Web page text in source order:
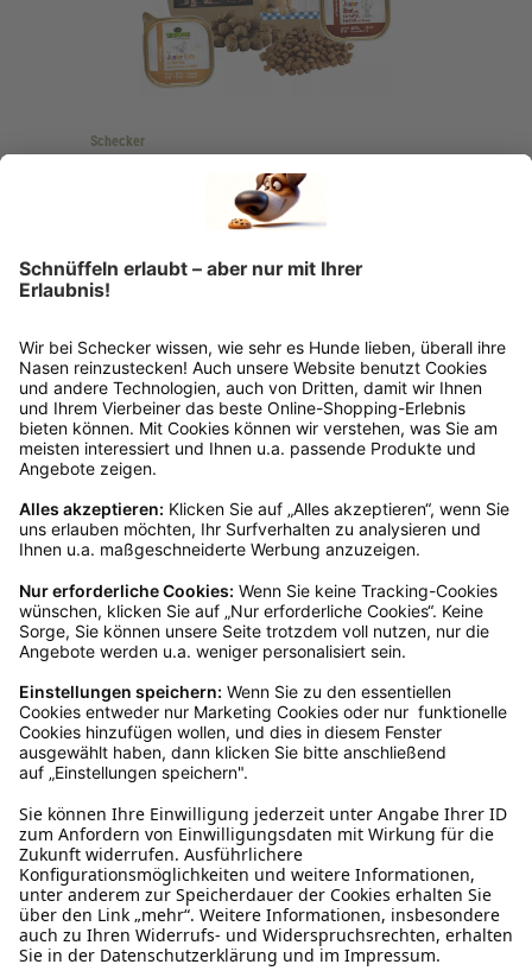
Schecker
Schecker Testpaket für Welpen -
Trockenfutter und Nassfutter
Details
Kundenservice
Mo – Fr 9 – 17 Uhr, Sa 9 – 13 Uhr
Ruf uns an
04942-60 64 080
Schreibe uns
verkauf@schecker.de
WhatsApp Support
+49 1520 8997191
Tritt unserem Newsletter bei